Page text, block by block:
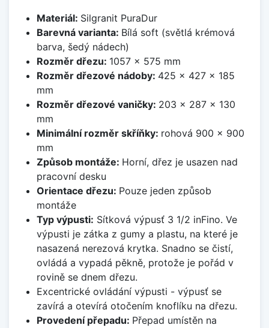
Materiál: Silgranit PuraDur
Barevná varianta: Bílá soft (světlá krémová
barva, šedý nádech)
Rozměr dřezu: 1057 x 575 mm
Rozměr dřezové nádoby: 425 x 427 x 185
mm
Rozměr dřezové vaničky: 203 x 287 x 130
mm
Minimální rozměr skříňky: rohová 900 x 900
mm
Způsob montáže: Horní, dřez je usazen nad
pracovní desku
Orientace dřezu: Pouze jeden způsob
montáže
Typ výpusti: Sítková výpusť 3 1/2 inFino. Ve
výpusti je zátka z gumy a plastu, na které je
nasazená nerezová krytka. Snadno se čistí,
ovládá a vypadá pěkně, protože je pořád v
rovině se dnem dřezu.
Excentrické ovládání výpusti - výpusť se
zavírá a otevírá otočením knoflíku na dřezu.
Provedení přepadu: Přepad umístěn na